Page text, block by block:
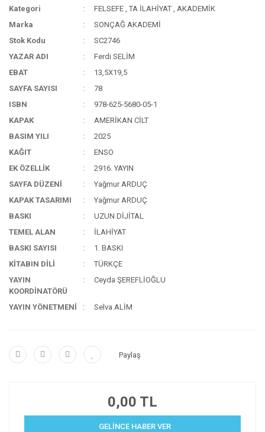
Kategori FELSEFE ,TA İLAHİYAT ,AKADEMİK
Marka
SONÇAĞ AKADEMİ
Stok Kodu
SC2746
YAZAR ADI
Ferdi SELİM
EBAT
13,5X19,5
SAYFA SAYISI
78
ISBN
978-625-5680-05-1
KAPAK
AMERİKAN CİLT
BASIM YILI
2025
KAĞIT
ENSO
EK ÖZELLİK
2916. YAYIN
SAYFA DÜZENİ
Yağmur ARDUÇ
KAPAK TASARIMI
Yağmur ARDUÇ
BASKI
UZUN DİJİTAL
TEMEL ALAN
İLAHİYAT
BASKI SAYISI
1. BASKI
KİTABIN DİLİ
TÜRKÇE
YAYIN
KOORDİNATÖRÜ
Ceyda ŞEREFLİOĞLU
YAYIN YÖNETMENİ Selva ALİM
Paylaş
0,00 TL
GELİNCE HABER VER